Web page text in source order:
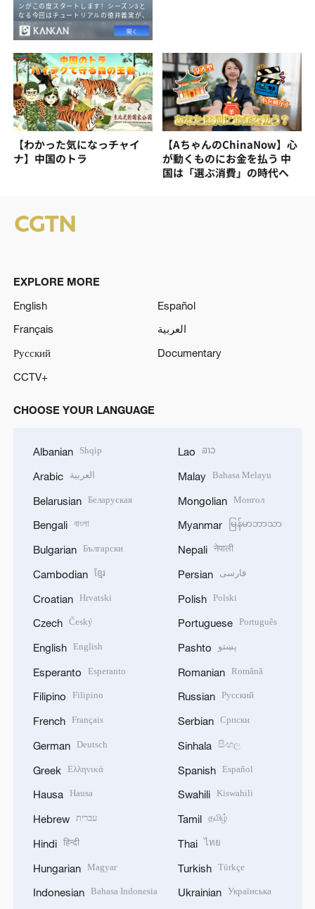
【わかった気になっチャイ
ナ】中国のトラ
【AちゃんのChinaNow】心
が動くものにお金を払う 中
国は「選ぶ消費」の時代へ
EXPLORE MORE
English
Español
Français
العربية
Русский
Documentary
CCTV+
CHOOSE YOUR LANGUAGE
Albanian Shqip
Arabic العربية
Belarusian Беларуская
Bengali বাংলা
Bulgarian Български
Cambodian ខ្មែរ
Croatian Hrvatski
Czech Český
English English
Esperanto Esperanto
Filipino Filipino
French Français
German Deutsch
Greek Ελληνικά
Hausa Hausa
Hebrew עברית
Hindi हिन्दी
Hungarian Magyar
Indonesian Bahasa Indonesia
Lao ລາວ
Malay Bahasa Melayu
Mongolian Монгол
Myanmar မြန်မာဘာသာ
Nepali नेपाली
Persian فارسی
Polish Polski
Portuguese Português
Pashto پښتو
Romanian Română
Russian Русский
Serbian Српски
Sinhala සිංහල
Spanish Español
Swahili Kiswahili
Tamil தமிழ்
Thai ไทย
Turkish Türkçe
Ukrainian Українська